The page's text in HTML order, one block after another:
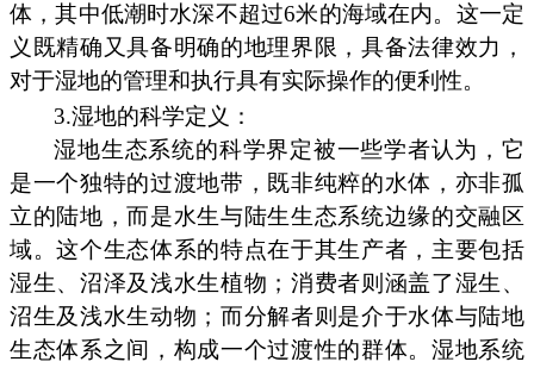
体，其中低潮时水深不超过6米的海域在内。这一定
义既精确又具备明确的地理界限，具备法律效力，
对于湿地的管理和执行具有实际操作的便利性。
3.湿地的科学定义：
湿地生态系统的科学界定被一些学者认为，它
是一个独特的过渡地带，既非纯粹的水体，亦非孤
立的陆地，而是水生与陆生生态系统边缘的交融区
域。这个生态体系的特点在于其生产者，主要包括
湿生、沼泽及浅水生植物；消费者则涵盖了湿生、
沼生及浅水生动物；而分解者则是介于水体与陆地
生态体系之间，构成一个过渡性的群体。湿地系统